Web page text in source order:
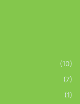
(10)
(7)
(1)